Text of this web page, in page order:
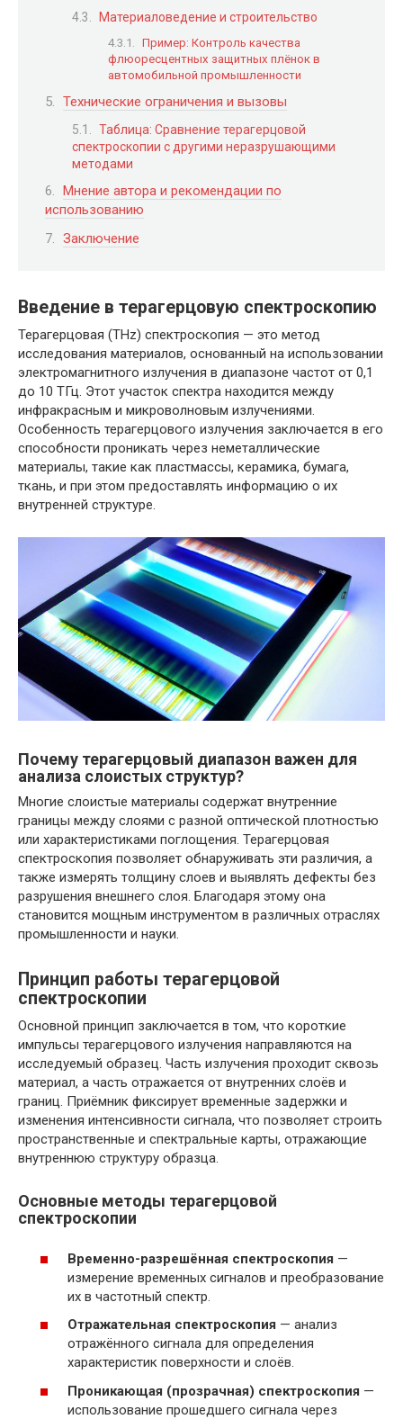
Материаловедение и строительство
Пример: Контроль качества
флюоресцентных защитных плёнок в
автомобильной промышленности
Технические ограничения и вызовы
Таблица: Сравнение терагерцовой
спектроскопии с другими неразрушающими
методами
Мнение автора и рекомендации по
использованию
Заключение
Введение в терагерцовую спектроскопию
Терагерцовая (THz) спектроскопия — это метод
исследования материалов, основанный на использовании
электромагнитного излучения в диапазоне частот от 0,1
до 10 ТГц. Этот участок спектра находится между
инфракрасным и микроволновым излучениями.
Особенность терагерцового излучения заключается в его
способности проникать через неметаллические
материалы, такие как пластмассы, керамика, бумага,
ткань, и при этом предоставлять информацию о их
внутренней структуре.
Почему терагерцовый диапазон важен для
анализа слоистых структур?
Многие слоистые материалы содержат внутренние
границы между слоями с разной оптической плотностью
или характеристиками поглощения. Терагерцовая
спектроскопия позволяет обнаруживать эти различия, а
также измерять толщину слоев и выявлять дефекты без
разрушения внешнего слоя. Благодаря этому она
становится мощным инструментом в различных отраслях
промышленности и науки.
Принцип работы терагерцовой
спектроскопии
Основной принцип заключается в том, что короткие
импульсы терагерцового излучения направляются на
исследуемый образец. Часть излучения проходит сквозь
материал, а часть отражается от внутренних слоёв и
границ. Приёмник фиксирует временные задержки и
изменения интенсивности сигнала, что позволяет строить
пространственные и спектральные карты, отражающие
внутреннюю структуру образца.
Основные методы терагерцовой
спектроскопии
Временно-разрешённая спектроскопия —
измерение временных сигналов и преобразование
их в частотный спектр.
Отражательная спектроскопия — анализ
отражённого сигнала для определения
характеристик поверхности и слоёв.
Проникающая (прозрачная) спектроскопия —
использование прошедшего сигнала через